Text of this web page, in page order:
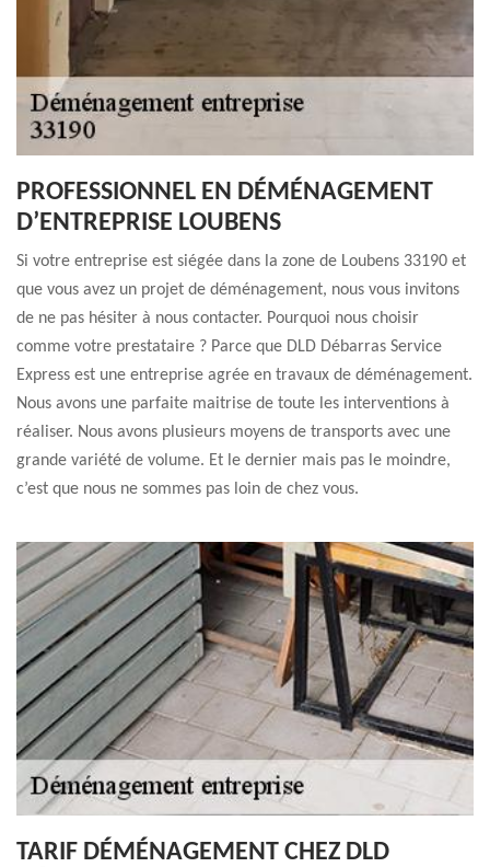
PROFESSIONNEL EN DÉMÉNAGEMENT
D’ENTREPRISE LOUBENS
Si votre entreprise est siégée dans la zone de Loubens 33190 et
que vous avez un projet de déménagement, nous vous invitons
de ne pas hésiter à nous contacter. Pourquoi nous choisir
comme votre prestataire ? Parce que DLD Débarras Service
Express est une entreprise agrée en travaux de déménagement.
Nous avons une parfaite maitrise de toute les interventions à
réaliser. Nous avons plusieurs moyens de transports avec une
grande variété de volume. Et le dernier mais pas le moindre,
c’est que nous ne sommes pas loin de chez vous.
TARIF DÉMÉNAGEMENT CHEZ DLD